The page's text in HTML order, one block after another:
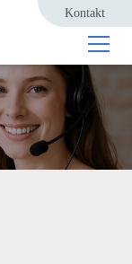
Kontakt